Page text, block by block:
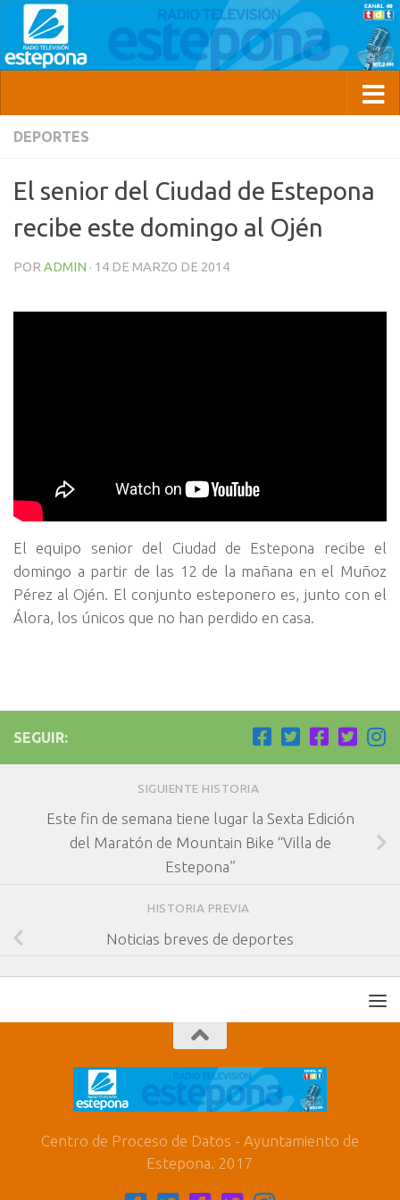
DEPORTES
El senior del Ciudad de Estepona
recibe este domingo al Ojén
POR ADMIN · 14 DE MARZO DE 2014
El equipo senior del Ciudad de Estepona recibe el
domingo a partir de las 12 de la mañana en el Muñoz
Pérez al Ojén. El conjunto esteponero es, junto con el
Álora, los únicos que no han perdido en casa.
SEGUIR:
SIGUIENTE HISTORIA
Este fin de semana tiene lugar la Sexta Edición
del Maratón de Mountain Bike “Villa de
Estepona”
HISTORIA PREVIA
Noticias breves de deportes
Centro de Proceso de Datos - Ayuntamiento de
Estepona. 2017